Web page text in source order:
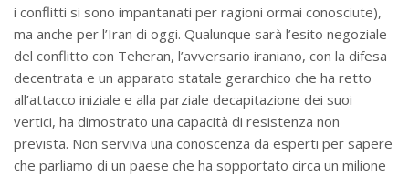
i conflitti si sono impantanati per ragioni ormai conosciute),
ma anche per l’Iran di oggi. Qualunque sarà l’esito negoziale
del conflitto con Teheran, l’avversario iraniano, con la difesa
decentrata e un apparato statale gerarchico che ha retto
all’attacco iniziale e alla parziale decapitazione dei suoi
vertici, ha dimostrato una capacità di resistenza non
prevista. Non serviva una conoscenza da esperti per sapere
che parliamo di un paese che ha sopportato circa un milione